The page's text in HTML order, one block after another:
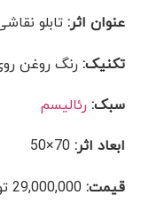
عنوان اثر: تابلو
تکنیک: رنگ روغن
سبک: رئالیسم
ابعاد اثر: 70×50
قیمت: 29,000,000 تومان